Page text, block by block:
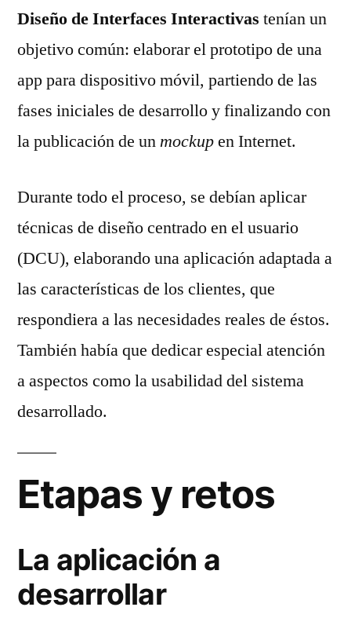
Diseño de Interfaces Interactivas tenían un
objetivo común: elaborar el prototipo de una
app para dispositivo móvil, partiendo de las
fases iniciales de desarrollo y finalizando con
la publicación de unmockupen Internet.
Durante todo el proceso, se debían aplicar
técnicas de diseño centrado en el usuario
(DCU), elaborando una aplicación adaptada a
las características de los clientes, que
respondiera a las necesidades reales de éstos.
También había que dedicar especial atención
a aspectos como la usabilidad del sistema
desarrollado.
Etapas y retos
La aplicación a
desarrollar